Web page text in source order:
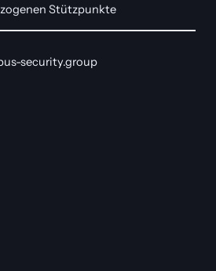
Stützpunkte
security.group